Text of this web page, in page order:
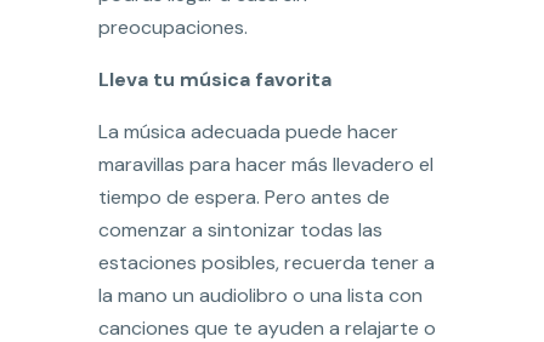
preocupaciones.
Lleva tu música favorita
La música adecuada puede hacer
maravillas para hacer más llevadero el
tiempo de espera. Pero antes de
comenzar a sintonizar todas las
estaciones posibles, recuerda tener a
la mano un audiolibro o una lista con
canciones que te ayuden a relajarte o